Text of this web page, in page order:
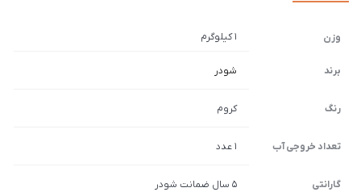
وزن 1 کیلوگرم
برند شودر
رنگ کروم
تعداد خروجی آب 1 عدد
گارانتی 5 سال ضمانت شودر